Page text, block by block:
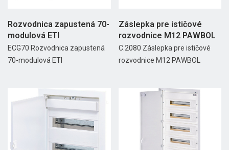
Rozvodnica zapustená 70-
modulová ETI
ECG70 Rozvodnica zapustená
70-modulová ETI
Záslepka pre ističové
rozvodnice M12 PAWBOL
C.2080 Záslepka pre ističové
rozvodnice M12 PAWBOL